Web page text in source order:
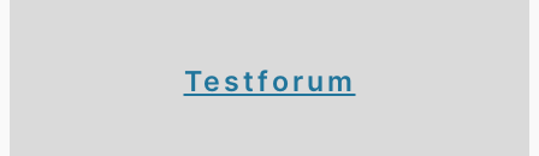
Testforum